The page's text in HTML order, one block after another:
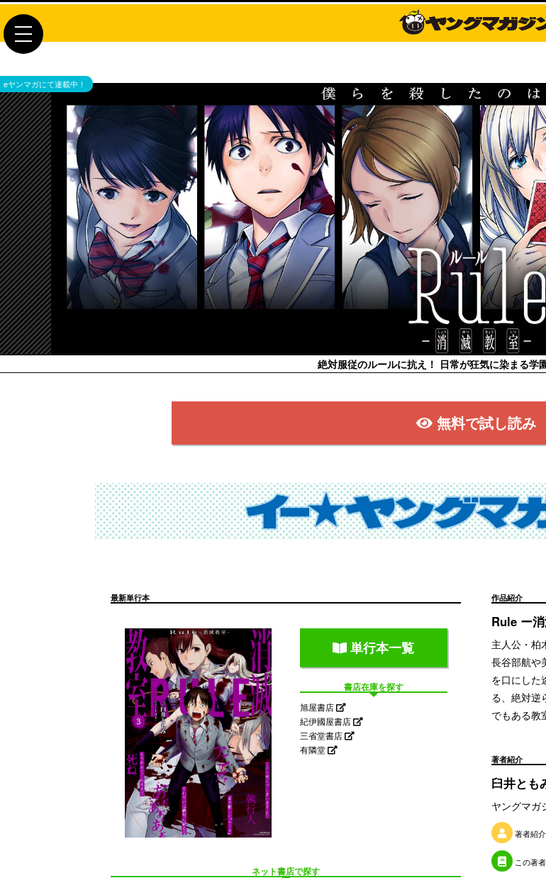
toggle
eヤンマガにて連載中！
絶対服従のルールに抗え！ 日常が狂気に染まる学
無料で試し読み
最新単行本
単行本一覧
書店在庫を探す
旭屋書店
紀伊國屋書店
三省堂書店
有隣堂
ネット書店で探す
作品紹介
Rule ー
主人公・柏
長谷部航や
を口にした
る、絶対逆
でもある教
著者紹介
臼井とも
ヤングマガ
著者紹
この著